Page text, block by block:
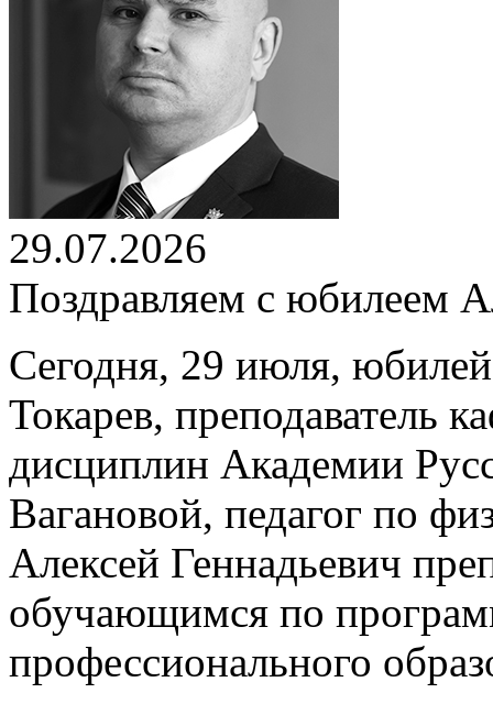
29.07.2026
Поздравляем с юбилеем
Сегодня, 29 июля,
Токарев, преподаватель
дисциплин Академии
Вагановой, педагог по
Алексей Геннадьевич
обучающимся по
профессионального